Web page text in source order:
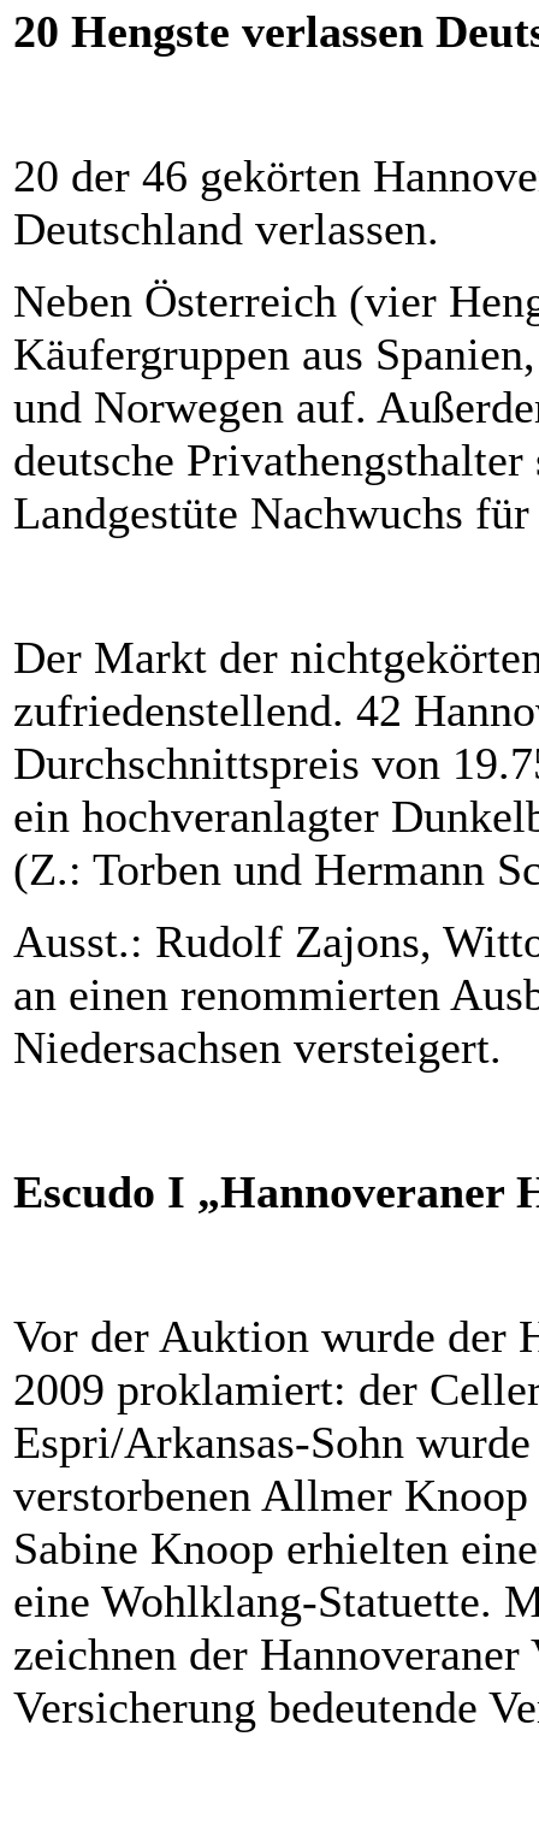
20 Hengste verlassen
20 der 46 gekörten
Deutschland verlassen.
Neben Österreich (vier
Käufergruppen aus
und Norwegen auf.
deutsche
Landgestüte Nachwuchs
Der Markt der
zufriedenstellend. 42
Durchschnittspreis von
ein hochveranlagter
(Z.: Torben und Hermann
Ausst.: Rudolf Zajons,
an einen renommierten
Niedersachsen versteigert.
Escudo I „Hannoveraner
Vor der Auktion wurde der
2009 proklamiert: der
Espri/Arkansas-Sohn
verstorbenen Allmer
Sabine Knoop erhielten
eine Wohlklang-Statuette.
zeichnen der
Versicherung bedeutende